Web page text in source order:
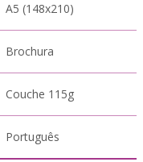
A5 (148x210)
Brochura
Couche 115g
Português